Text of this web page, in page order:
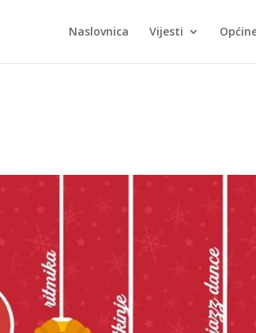
Naslovnica Vijesti